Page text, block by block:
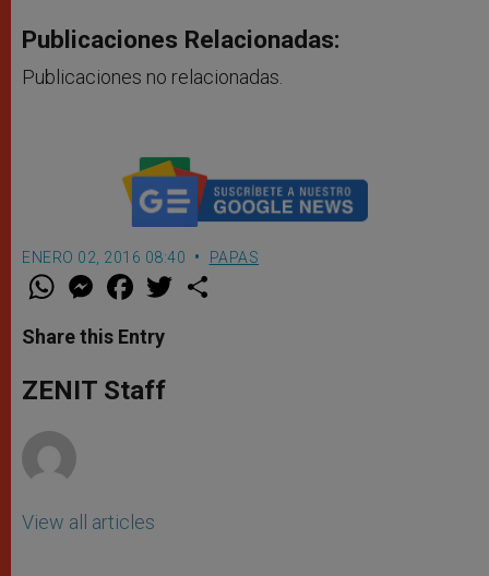
Publicaciones Relacionadas:
Publicaciones no relacionadas.
ENERO 02, 2016 08:40 PAPAS
W
t
s
p
p
M
e
s
e
g
e
F
a
e
b
o
k
w
Share this Entry
ZENIT Staff
View all articles